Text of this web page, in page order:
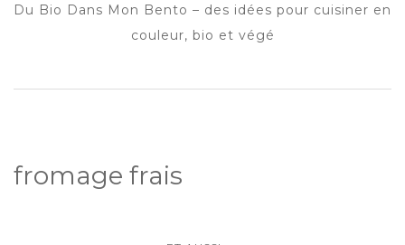
Du Bio Dans Mon Bento – des idées pour cuisiner en
couleur, bio et végé
fromage frais